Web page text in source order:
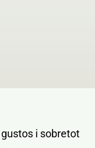
i sobretot